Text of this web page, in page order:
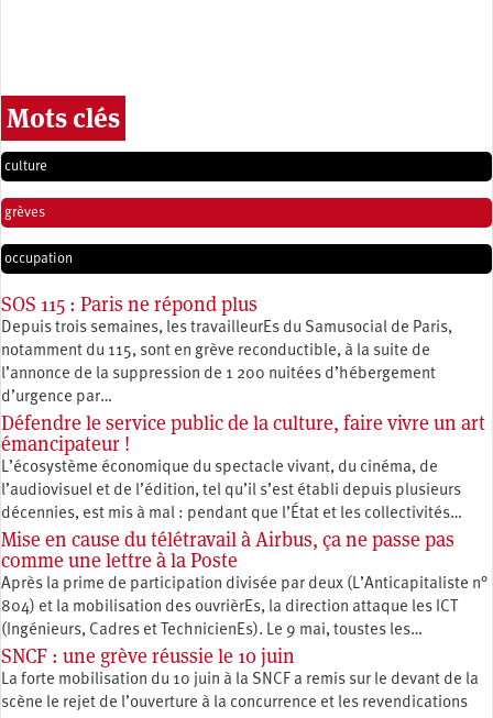
Mots clés
culture
grèves
occupation
SOS 115 : Paris ne répond plus
Depuis trois semaines, les travailleurEs du Samusocial de Paris,
notamment du 115, sont en grève reconductible, à la suite de
l’annonce de la suppression de 1 200 nuitées d’hébergement
d’urgence par…
Défendre le service public de la culture, faire vivre un art
émancipateur !
L’écosystème économique du spectacle vivant, du cinéma, de
l’audiovisuel et de l’édition, tel qu’il s’est établi depuis plusieurs
décennies, est mis à mal : pendant que l’État et les collectivités…
Mise en cause du télétravail à Airbus, ça ne passe pas
comme une lettre à la Poste
Après la prime de participation divisée par deux (L’Anticapitaliste n°
804) et la mobilisation des ouvrièrEs, la direction attaque les ICT
(Ingénieurs, Cadres et TechnicienEs). Le 9 mai, toustes les…
SNCF : une grève réussie le 10 juin
La forte mobilisation du 10 juin à la SNCF a remis sur le devant de la
scène le rejet de l’ouverture à la concurrence et les revendications